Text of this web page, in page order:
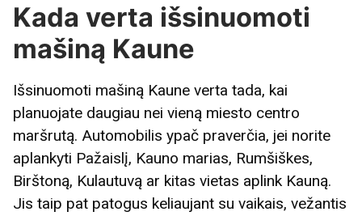
Kada verta išsinuomoti
mašiną Kaune
Išsinuomoti mašiną Kaune verta tada, kai
planuojate daugiau nei vieną miesto centro
maršrutą. Automobilis ypač praverčia, jei norite
aplankyti Pažaislį, Kauno marias, Rumšiškes,
Birštoną, Kulautuvą ar kitas vietas aplink Kauną.
Jis taip pat patogus keliaujant su vaikais, vežantis